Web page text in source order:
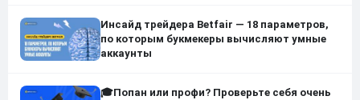
Инсайд трейдера Betfair — 18 параметров,
по которым букмекеры вычисляют умные
аккаунты
🎓Попан или профи? Проверьте себя очень